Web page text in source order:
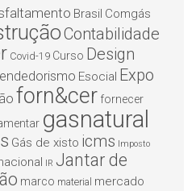
Brasil Comgás
Contabilidade
Covid-19 Curso Design
Esocial Expo
forn&cer fornecer
gasnatural
Gás de xisto icms Imposto
IR Jantar de
marco material mercado